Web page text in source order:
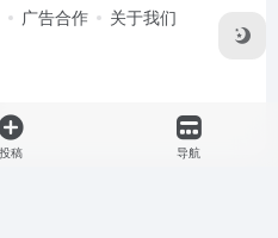
广告合作 关于我们
投稿 导航